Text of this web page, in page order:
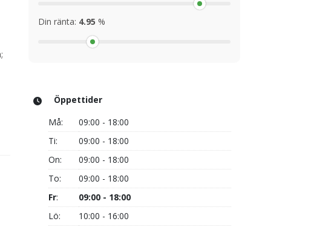
Din ränta: 4.95 %
Öppettider
Må:
09:00 - 18:00
Ti:
09:00 - 18:00
On:
09:00 - 18:00
To:
09:00 - 18:00
Fr:
09:00 - 18:00
Lö:
10:00 - 16:00